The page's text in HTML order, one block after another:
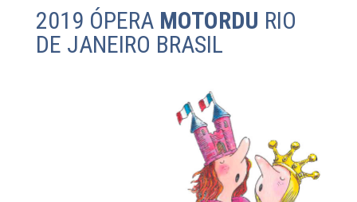
2019 ÓPERA MOTORDU RIO
DE JANEIRO BRASIL